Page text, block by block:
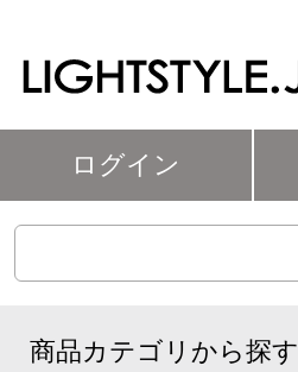
ログイン
商品カテゴリから探す